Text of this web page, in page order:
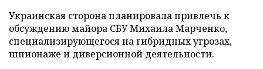
Украинская сторона планировала привлечь к
обсуждению майора СБУ Михаила Марченко,
специализирующегося на гибридных угрозах,
шпионаже и диверсионной деятельности.